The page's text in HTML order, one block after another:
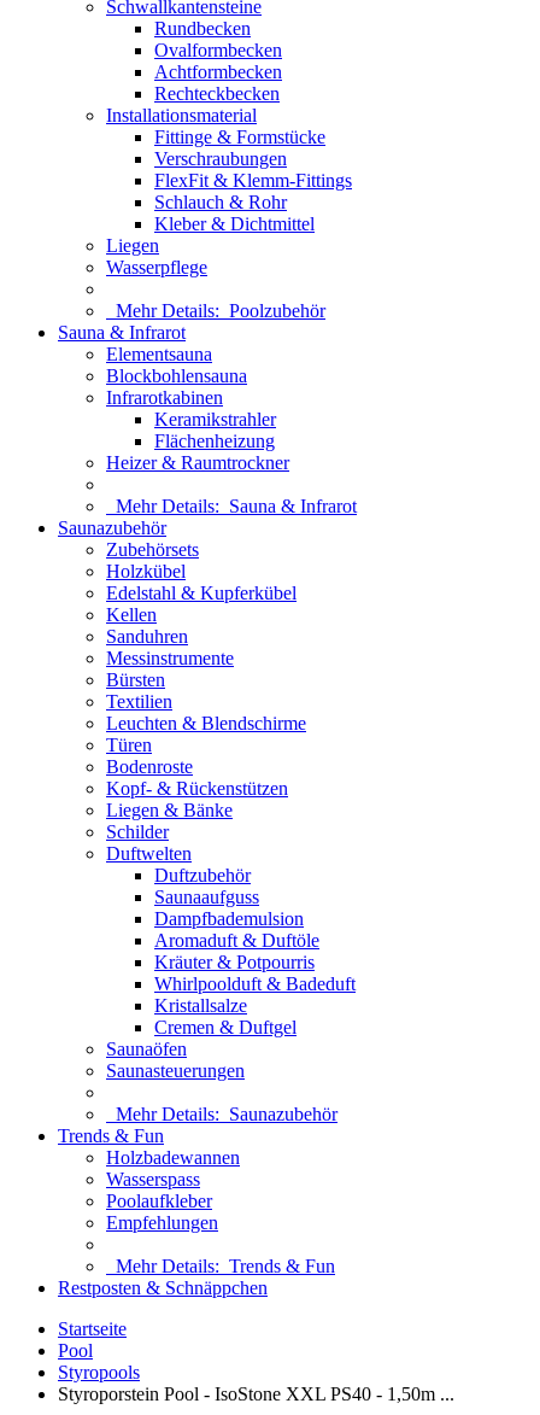
Schwallkantensteine
Rundbecken
Ovalformbecken
Achtformbecken
Rechteckbecken
Installationsmaterial
Fittinge & Formstücke
Verschraubungen
FlexFit & Klemm-Fittings
Schlauch & Rohr
Kleber & Dichtmittel
Liegen
Wasserpflege
Mehr Details: Poolzubehör
Sauna & Infrarot
Elementsauna
Blockbohlensauna
Infrarotkabinen
Keramikstrahler
Flächenheizung
Heizer & Raumtrockner
Mehr Details: Sauna & Infrarot
Saunazubehör
Zubehörsets
Holzkübel
Edelstahl & Kupferkübel
Kellen
Sanduhren
Messinstrumente
Bürsten
Textilien
Leuchten & Blendschirme
Türen
Bodenroste
Kopf- & Rückenstützen
Liegen & Bänke
Schilder
Duftwelten
Duftzubehör
Saunaaufguss
Dampfbademulsion
Aromaduft & Duftöle
Kräuter & Potpourris
Whirlpoolduft & Badeduft
Kristallsalze
Cremen & Duftgel
Saunaöfen
Saunasteuerungen
Mehr Details: Saunazubehör
Trends & Fun
Holzbadewannen
Wasserspass
Poolaufkleber
Empfehlungen
Mehr Details: Trends & Fun
Restposten & Schnäppchen
Startseite
Pool
Styropools
Styroporstein Pool - IsoStone XXL PS40 - 1,50m ...